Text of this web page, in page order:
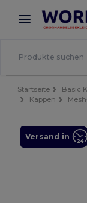
× Bessere
Startseite Basic
Kappen
Versand in